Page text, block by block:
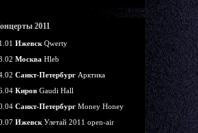
2011
Ижевск Qwerty
Москва Hleb
Санкт-Петербург Арктика
Киров Gaudi Hall
Санкт-Петербург Money Honey
Ижевск Улетай 2011 open-air